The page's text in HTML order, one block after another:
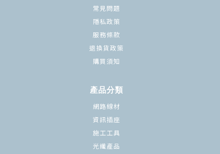
常見問題
隱私政策
服務條款
退換貨政策
購買須知
產品分類
網路線材
資訊插座
施工工具
光纖產品